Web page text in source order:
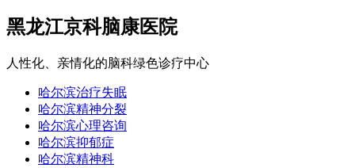
黑龙江京科脑康医院
人性化、亲情化的脑科绿色诊疗中心
哈尔滨治疗失眠
哈尔滨精神分裂
哈尔滨心理咨询
哈尔滨抑郁症
哈尔滨精神科